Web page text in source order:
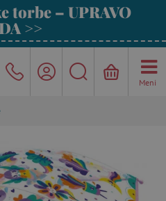
torbe – UPRAVO
>>
Meni